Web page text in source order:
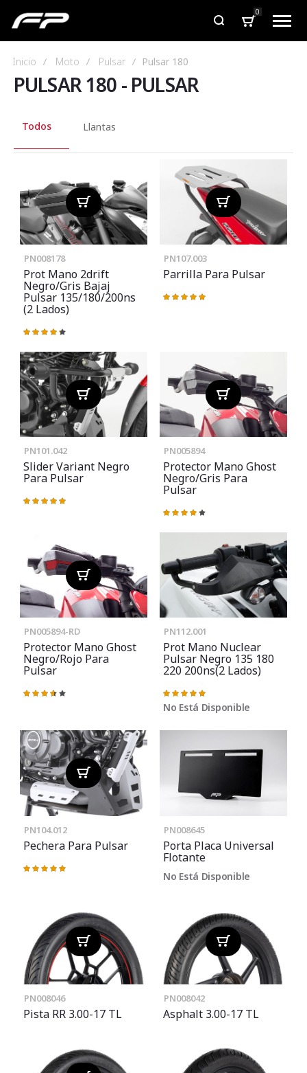
0
Inicio Moto Pulsar Pulsar 180
PULSAR 180 - PULSAR
Todos Llantas
PN008178
Prot Mano 2drift
Negro/gris Bajaj
Pulsar 135/180/200ns
(2 Lados)
Valoración:
PN107.003
Parrilla Para Pulsar
Valoración:
PN101.042
Slider Variant Negro
Para Pulsar
Valoración:
PN005894
Protector Mano Ghost
Negro/gris Para
Pulsar
Valoración:
PN005894-RD
Protector Mano Ghost
Negro/rojo Para
Pulsar
Valoración:
PN112.001
Prot Mano Nuclear
Pulsar Negro 135 180
220 200ns(2 Lados)
Valoración:
100%
No Está Disponible
PN104.012
Pechera Para Pulsar
Valoración:
PN008645
Porta Placa Universal
Flotante
No Está Disponible
PN008046
Pista RR 3.00-17 TL
PN008042
Asphalt 3.00-17 TL